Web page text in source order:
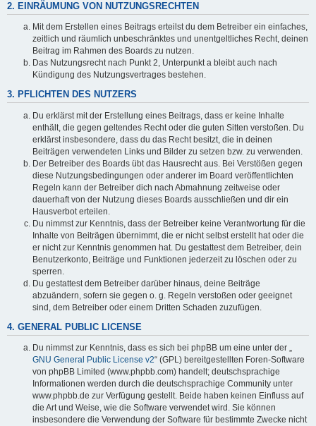
2. EINRÄUMUNG VON NUTZUNGSRECHTEN
Mit dem Erstellen eines Beitrags erteilst du dem Betreiber ein einfaches,
zeitlich und räumlich unbeschränktes und unentgeltliches Recht, deinen
Beitrag im Rahmen des Boards zu nutzen.
Das Nutzungsrecht nach Punkt 2, Unterpunkt a bleibt auch nach
Kündigung des Nutzungsvertrages bestehen.
3. PFLICHTEN DES NUTZERS
Du erklärst mit der Erstellung eines Beitrags, dass er keine Inhalte
enthält, die gegen geltendes Recht oder die guten Sitten verstoßen. Du
erklärst insbesondere, dass du das Recht besitzt, die in deinen
Beiträgen verwendeten Links und Bilder zu setzen bzw. zu verwenden.
Der Betreiber des Boards übt das Hausrecht aus. Bei Verstößen gegen
diese Nutzungsbedingungen oder anderer im Board veröffentlichten
Regeln kann der Betreiber dich nach Abmahnung zeitweise oder
dauerhaft von der Nutzung dieses Boards ausschließen und dir ein
Hausverbot erteilen.
Du nimmst zur Kenntnis, dass der Betreiber keine Verantwortung für die
Inhalte von Beiträgen übernimmt, die er nicht selbst erstellt hat oder die
er nicht zur Kenntnis genommen hat. Du gestattest dem Betreiber, dein
Benutzerkonto, Beiträge und Funktionen jederzeit zu löschen oder zu
sperren.
Du gestattest dem Betreiber darüber hinaus, deine Beiträge
abzuändern, sofern sie gegen o. g. Regeln verstoßen oder geeignet
sind, dem Betreiber oder einem Dritten Schaden zuzufügen.
4. GENERAL PUBLIC LICENSE
Du nimmst zur Kenntnis, dass es sich bei phpBB um eine unter der „
GNU General Public License v2“ (GPL) bereitgestellten Foren-Software
von phpBB Limited (www.phpbb.com) handelt; deutschsprachige
Informationen werden durch die deutschsprachige Community unter
www.phpbb.de zur Verfügung gestellt. Beide haben keinen Einfluss auf
die Art und Weise, wie die Software verwendet wird. Sie können
insbesondere die Verwendung der Software für bestimmte Zwecke nicht